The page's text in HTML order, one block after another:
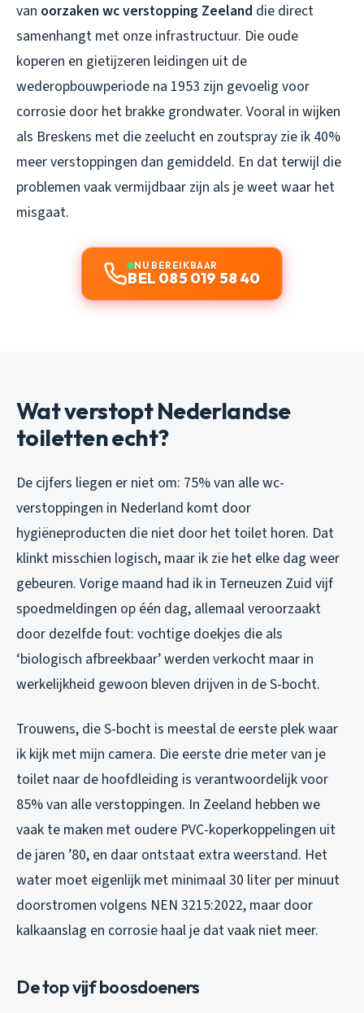
van oorzaken wc verstopping Zeeland die direct
samenhangt met onze infrastructuur. Die oude
koperen en gietijzeren leidingen uit de
wederopbouwperiode na 1953 zijn gevoelig voor
corrosie door het brakke grondwater. Vooral in wijken
als Breskens met die zeelucht en zoutspray zie ik 40%
meer verstoppingen dan gemiddeld. En dat terwijl die
problemen vaak vermijdbaar zijn als je weet waar het
misgaat.
NU BEREIKBAAR
BEL 085 019 58 40
Wat verstopt Nederlandse
toiletten echt?
De cijfers liegen er niet om: 75% van alle wc-
verstoppingen in Nederland komt door
hygiëneproducten die niet door het toilet horen. Dat
klinkt misschien logisch, maar ik zie het elke dag weer
gebeuren. Vorige maand had ik in Terneuzen Zuid vijf
spoedmeldingen op één dag, allemaal veroorzaakt
door dezelfde fout: vochtige doekjes die als
‘biologisch afbreekbaar’ werden verkocht maar in
werkelijkheid gewoon bleven drijven in de S-bocht.
Trouwens, die S-bocht is meestal de eerste plek waar
ik kijk met mijn camera. Die eerste drie meter van je
toilet naar de hoofdleiding is verantwoordelijk voor
85% van alle verstoppingen. In Zeeland hebben we
vaak te maken met oudere PVC-koperkoppelingen uit
de jaren ’80, en daar ontstaat extra weerstand. Het
water moet eigenlijk met minimaal 30 liter per minuut
doorstromen volgens NEN 3215:2022, maar door
kalkaanslag en corrosie haal je dat vaak niet meer.
De top vijf boosdoeners